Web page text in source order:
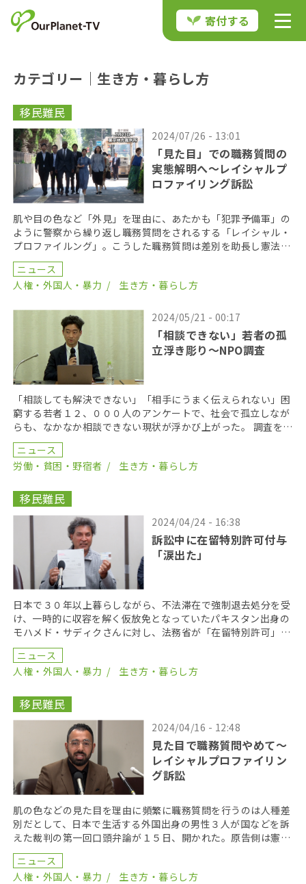
寄付する
カテゴリー｜生き方・暮らし方
移民難民
2024/07/26 - 13:01
「見た目」での職務質問の
実態解明へ〜レイシャルプ
ロファイリング訴訟
肌や目の色など「外見」を理由に、あたかも「犯罪予備軍」の
ように警察から繰り返し職務質問をされるする「レイシャル・
プロファイルング」。こうした職務質問は差別を助長し憲法違
反だとして、外国出身の男性３人が国などを訴えた裁判の […]
ニュース
人権・外国人・暴力
生き方・暮らし方
2024/05/21 - 00:17
「相談できない」若者の孤
立浮き彫り〜NPO調査
「相談しても解決できない」「相手にうまく伝えられない」困
窮する若者１２、０００人のアンケートで、社会で孤立しなが
らも、なかなか相談できない現状が浮かび上がった。 調査を行
ったのは、困窮している若者の支援などを行っているN […]
ニュース
労働・貧困・野宿者
生き方・暮らし方
移民難民
2024/04/24 - 16:38
訴訟中に在留特別許可付与
「涙出た」
日本で３０年以上暮らしながら、不法滞在で強制退去処分を受
け、一時的に収容を解く仮放免となっていたパキスタン出身の
モハメド・サディクさんに対し、法務省が「在留特別許可」を
与えたことが２３日、分かった。サディクさんは「付与さ […]
ニュース
人権・外国人・暴力
生き方・暮らし方
移民難民
2024/04/16 - 12:48
見た目で職務質問やめて〜
レイシャルプロファイリン
グ訴訟
肌の色などの見た目を理由に頻繁に職務質問を行うのは人種差
別だとして、日本で生活する外国出身の男性３人が国などを訴
えた裁判の第一回口頭弁論が１５日、開かれた。原告側は憲法
違反にあたるとして、損害賠償を求めている。 人種や肌 […]
ニュース
人権・外国人・暴力
生き方・暮らし方